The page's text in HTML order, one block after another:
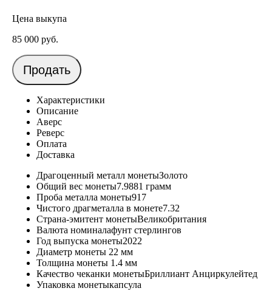
Цена выкупа
85 000 руб.
Продать
Характеристики
Описание
Аверс
Реверс
Оплата
Доставка
Драгоценный металл монетыЗолото
Общий вес монеты7.9881 грамм
Проба металла монеты917
Чистого драгметалла в монете7.32
Страна-эмитент монетыВеликобритания
Валюта номиналафунт стерлингов
Год выпуска монеты2022
Диаметр монеты 22 мм
Толщина монеты 1.4 мм
Качество чеканки монетыБриллиант Анциркулейтед
Упаковка монетыкапсула